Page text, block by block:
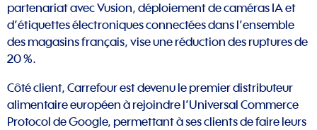
partenariat avec Vusion, déploiement de caméras IA et
d’étiquettes électroniques connectées dans l’ensemble
des magasins français, vise une réduction des ruptures de
20 %.
Côté client, Carrefour est devenu le premier distributeur
alimentaire européen à rejoindre l’Universal Commerce
Protocol de Google, permettant à ses clients de faire leurs